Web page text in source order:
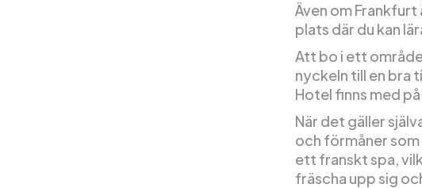
Även om
plats där du kan
Att bo i ett
nyckeln till en bra
Hotel finns med
När det gäller
och förmåner
ett franskt spa,
fräscha upp sig